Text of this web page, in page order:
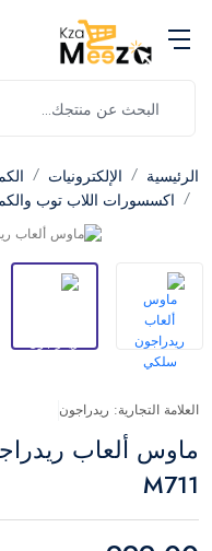
الرئيسية الإلكترونيات
اكسسورات اللاب توب
العلامة التجارية: ريدراجون
ماوس ألعاب
M711